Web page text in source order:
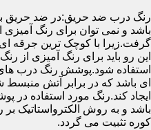
رنگ درب ضد حریق:در ضد حریق
باشد و نمی توان برای رنگ
گرفت.زیرا با کوچک ترین جرقه
این رو باید برای رنگ آمیزی از
استفاده شود.پوشش رنگ درب های
ای باشد که در برابر آتش منبسط
ایجاد کند.رنگ مورد استفاده
باشد و به روش الکترواستاتیک
کوره تثبیت می گردد.